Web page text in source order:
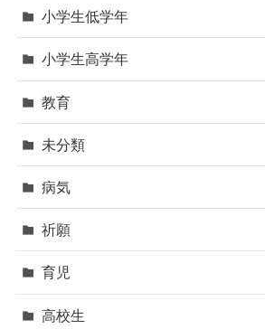
小学生低学年
小学生高学年
教育
未分類
病気
祈願
育児
高校生